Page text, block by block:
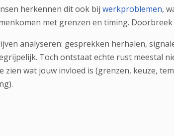
herkennen dit ook bij werkproblemen,
met grenzen en timing.
analyseren: gesprekken herhalen,
Toch ontstaat echte rust meestal
zien wat jouw invloed is (grenzen, keuze,